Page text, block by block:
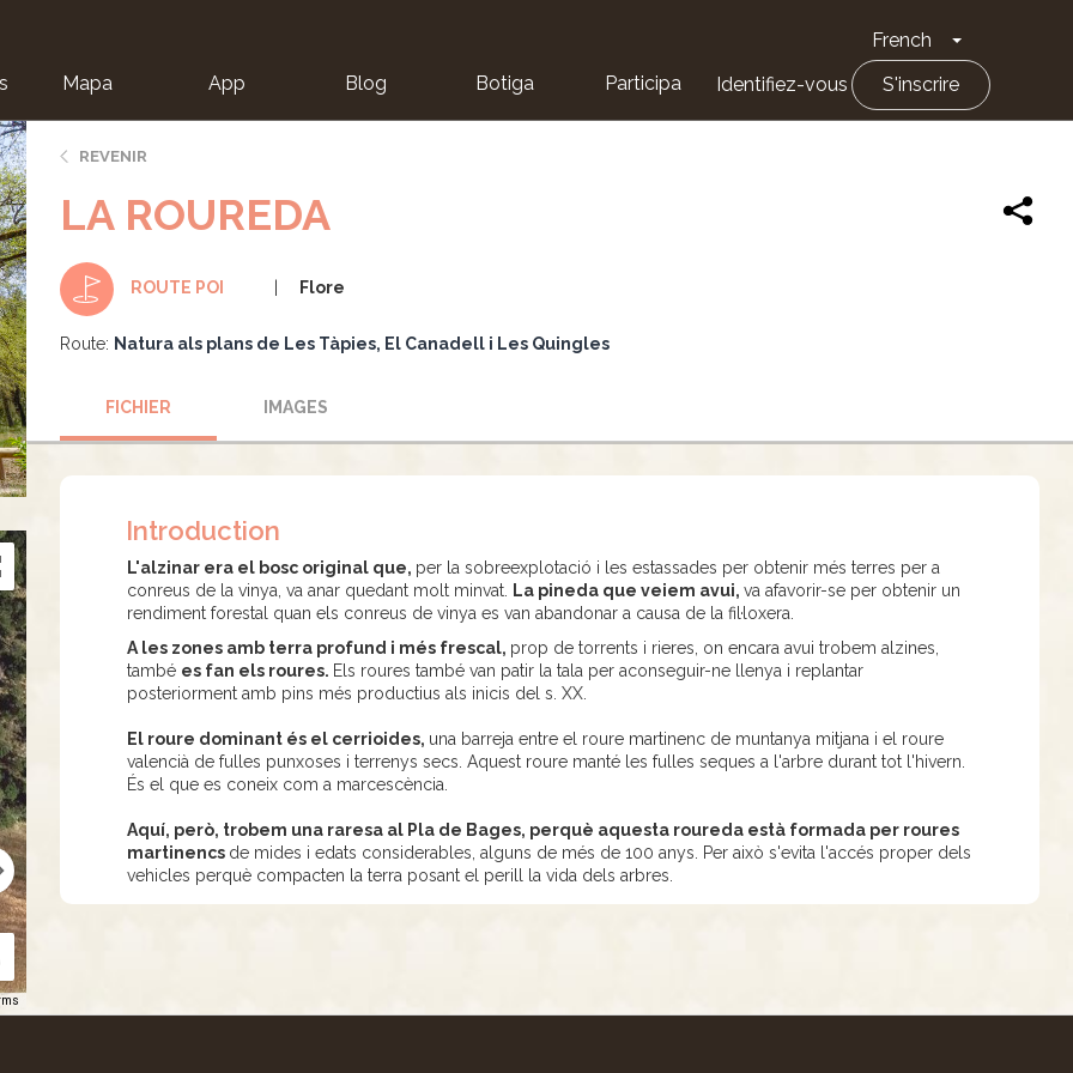
French Toggle
Mapa App Blog Botiga Participa Identifiez-vous S'inscrire
REVENIR
LA ROUREDA
ROUTE POI Flore
Route: Natura als plans de Les Tàpies, El Canadell i Les Quingles
FICHIER IMAGES
Introduction
L'alzinar era el bosc original que, per la sobreexplotació i les estassades per obtenir més terres per a
conreus de la vinya, va anar quedant molt minvat.
La pineda que veiem avui,va afavorir-se per obtenir un
rendiment forestal quan els conreus de vinya es van abandonar a causa de la fil·loxera.
A les zones amb terra profund i més frescal, prop de torrents i rieres, on encara avui trobem alzines,
també es fan els roures. Els roures també van patir la tala per aconseguir-ne llenya i replantar
posteriorment amb pins més productius als inicis del s. XX.
El roure dominant és el cerrioides, una barreja entre el roure martinenc de muntanya mitjana i el roure
valencià de fulles punxoses i terrenys secs. Aquest roure manté les fulles seques a l'arbre durant tot l'hivern.
És el que es coneix com a marcescència.
Aquí, però, trobem una raresa al Pla de Bages, perquè aquesta roureda està formada per roures
martinencs de mides i edats considerables, alguns de més de 100 anys. Per això s'evita l'accés proper dels
vehicles perquè compacten la terra posant el perill la vida dels arbres.